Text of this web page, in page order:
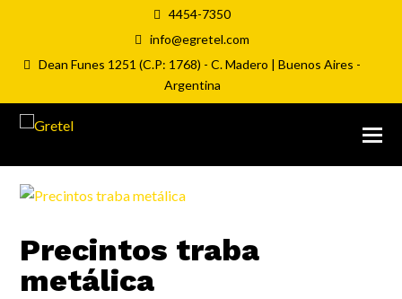
4454-7350
info@egretel.com
Dean Funes 1251 (C.P: 1768) - C. Madero | Buenos Aires -
Argentina
Precintos traba
metálica